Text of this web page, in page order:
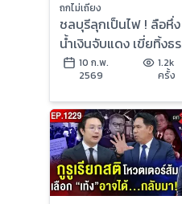
ถกไม่เถียง
ชลบุรีลุกเป็นไฟ ! ลือหึ่ง
น้ำเงินจับแดง เขี่ยทิ้งธร
รมนัส รัฐบาลหนู อายุสั้น
? #ถกไม่เถียง
10 ก.พ.
2569
1.2k
ครั้ง